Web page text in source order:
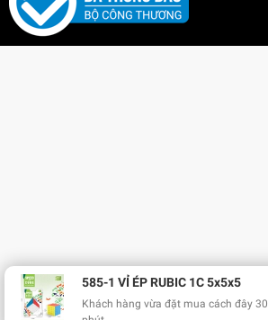
585-1 VỈ ÉP RUBIC 1C 5x5x5
Khách hàng vừa đặt mua cách đây 30